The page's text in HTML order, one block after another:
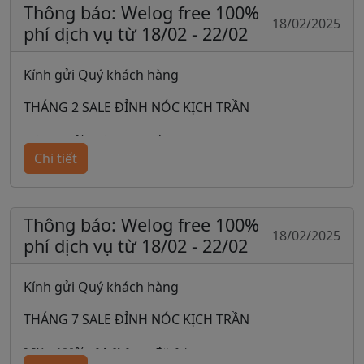
💐 Miễn phí dịch vụ cho các đơn order Taobao,
Tmall, 1688
💐 Áp dụng từ: 18/02 tới 22/02/2024
-------
Mọi thông tin về chương trình khuyến mãi, Quý
khách xin vui lòng liên hệ về Welog qua
🌐Website: https://welog.vn/
Thông báo: Welog free 100%
phí dịch vụ từ 18/02 - 22/02
18/02/2025
Kính gửi Quý khách hàng
THÁNG 2 SALE ĐỈNH NÓC KỊCH TRẦN
𝐌𝐢𝐞̂̃𝐧 𝟏𝟎𝟎% 𝐩𝐡𝐢́ 𝐝𝐢̣𝐜𝐡 𝐯𝐮̣ đ𝐚̣̆𝐭 𝐡𝐚̀𝐧𝐠
Chương trình sale đầu tiên sau Tết, Welog tung ưu
💐 Miễn phí dịch vụ cho các đơn order Taobao,
Tmall, 1688
💐 Áp dụng từ: 18/02 tới 22/02/2024
-------
Chi tiết
Thông báo: Welog free 100%
phí dịch vụ từ 18/02 - 22/02
18/02/2025
Kính gửi Quý khách hàng
THÁNG 7 SALE ĐỈNH NÓC KỊCH TRẦN
𝐌𝐢𝐞̂̃𝐧 𝟏𝟎𝟎% 𝐩𝐡𝐢́ 𝐝𝐢̣𝐜𝐡 𝐯𝐮̣ đ𝐚̣̆𝐭 𝐡𝐚̀𝐧𝐠